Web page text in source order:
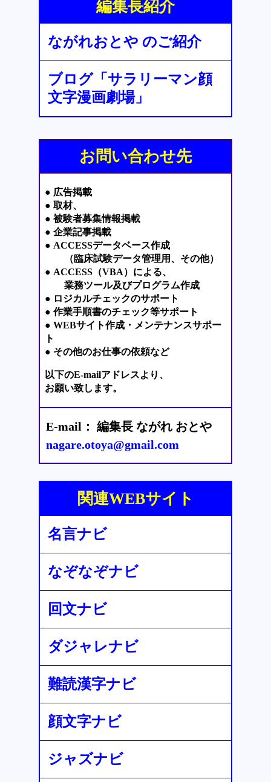
編集長紹介
ながれおとや のご紹介
ブログ「サラリーマン顔
文字漫画劇場」
お問い合わせ先
● 広告掲載
● 取材、
● 被験者募集情報掲載
● 企業記事掲載
● ACCESSデータベース作成
（臨床試験データ管理用、その他）
● ACCESS（VBA）による、
業務ツール及びプログラム作成
● ロジカルチェックのサポート
● 作業手順書のチェック等サポート
● WEBサイト作成・メンテナンスサポー
ト
● その他のお仕事の依頼など
以下のE-mailアドレスより、
お願い致します。
E-mail： 編集長 ながれ おとや
nagare.otoya@gmail.com
関連WEBサイト
名言ナビ
なぞなぞナビ
回文ナビ
ダジャレナビ
難読漢字ナビ
顔文字ナビ
ジャズナビ